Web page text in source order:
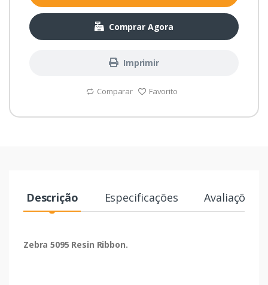
Comprar Agora
Imprimir
Comparar Favorito
Descrição Especificações Avaliações
Zebra 5095 Resin Ribbon.